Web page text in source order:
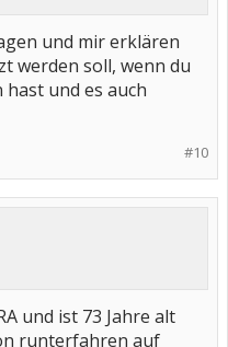
und mir erklären
werden soll, wenn du
und es auch
#10
und ist 73 Jahre alt
runterfahren auf